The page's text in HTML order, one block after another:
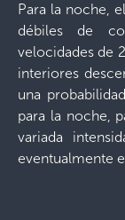
Para la noche,
débiles de
velocidades de
interiores
una
para la noche,
variada
eventualmente